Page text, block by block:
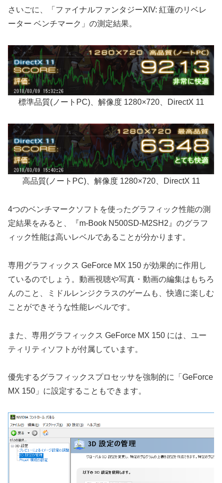
さいごに、「ファイナルファンタジーXIV: 紅蓮のリベレ
ーター ベンチマーク」の測定結果。
標準品質(ノートPC)、解像度 1280×720、DirectX 11
高品質(ノートPC)、解像度 1280×720、DirectX 11
4つのベンチマークソフトを使ったグラフィック性能の測
定結果をみると、『m-Book N500SD-M2SH2』のグラフ
ィック性能は高いレベルであることが分かります。
専用グラフィックス GeForce MX 150 が効果的に作用し
ているのでしょう。動画視聴や写真・動画の編集はもちろ
んのこと、ミドルレンジクラスのゲームも、快適に楽しむ
ことができそうな性能レベルです。
また、専用グラフィックス GeForce MX 150 には、ユー
ティリティソフトが付属しています。
優先するグラフィックスプロセッサを強制的に「GeForce
MX 150」に設定することもできます。